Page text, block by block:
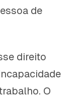
de
direito
O